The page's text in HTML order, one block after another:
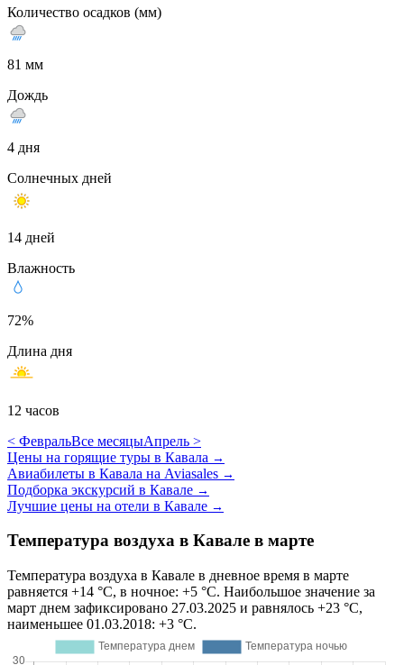
Количество осадков (мм)
81 мм
Дождь
4 дня
Солнечных дней
14 дней
Влажность
72%
Длина дня
12 часов
< ФевральВсе месяцыАпрель >
Цены на горящие туры в Кавала →
Авиабилеты в Кавала на Aviasales →
Подборка экскурсий в Кавале →
Лучшие цены на отели в Кавале →
Температура воздуха в Кавале в марте
Температура воздуха в Кавале в дневное время в марте
равняется +14 °C, в ночное: +5 °C. Наибольшое значение за
март днем зафиксировано 27.03.2025 и равнялось +23 °C,
наименьшее 01.03.2018: +3 °C.